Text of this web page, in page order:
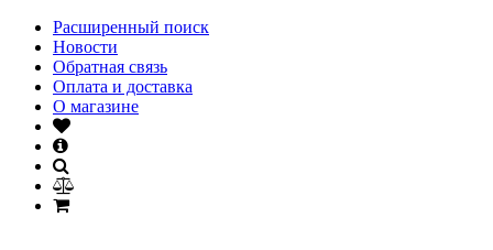
Расширенный поиск
Новости
Обратная связь
Оплата и доставка
О магазине